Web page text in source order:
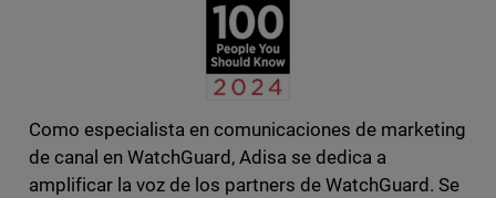
Como especialista en comunicaciones de marketing
de canal en WatchGuard, Adisa se dedica a
amplificar la voz de los partners de WatchGuard. Se